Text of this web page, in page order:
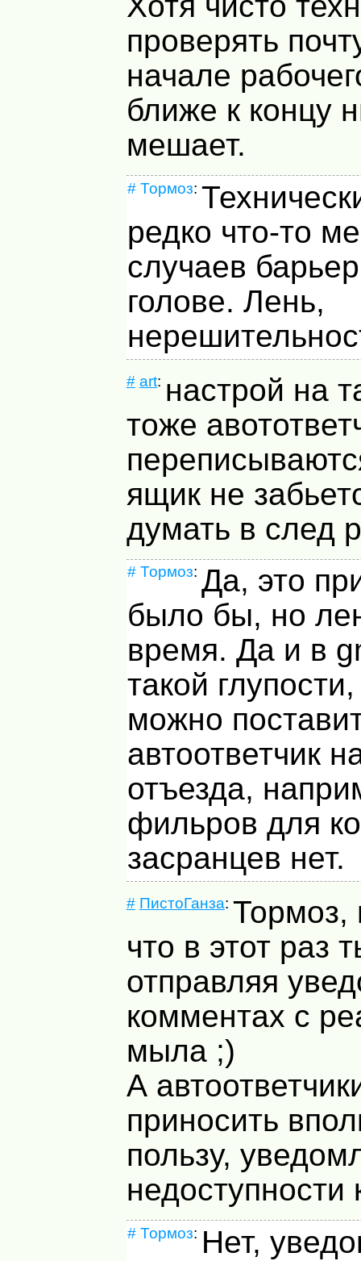
проверять
начале
ближе к концу
мешает.
# Тормоз:
редко что-то
случаев
голове. Лень,
# art: настрой на
тоже
ящик не
думать в след
# Тормоз: Да, это
было бы, но
время. Да и в
такой
можно
автоответчик
отъезда,
фильров для
засранцев нет.
# ПистоГанза: Тормоз,
что в этот раз
отправляя
комментах с
мыла ;)
А
приносить
пользу,
недоступности
# Тормоз: Нет,